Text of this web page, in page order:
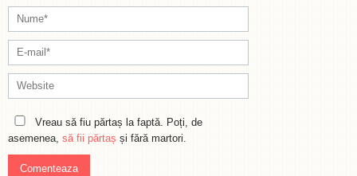
Vreau să fiu părtaș la faptă. Poți, de
asemenea, să fii părtaș și fără martori.